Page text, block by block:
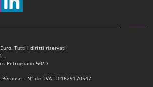
Tutti i diritti riservati
Petrognano 50/D
– N° de TVA IT01629170547